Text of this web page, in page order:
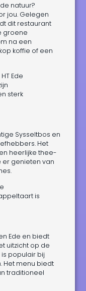
natuur?
jou. Gelegen
dit restaurant
groene
na een
koffie of een
Ede
sterk
Sysseltbos en
Het
heerlijke thee-
er genieten van
is
Ede en biedt
uitzicht op de
populair bij
Het menu biedt
traditioneel